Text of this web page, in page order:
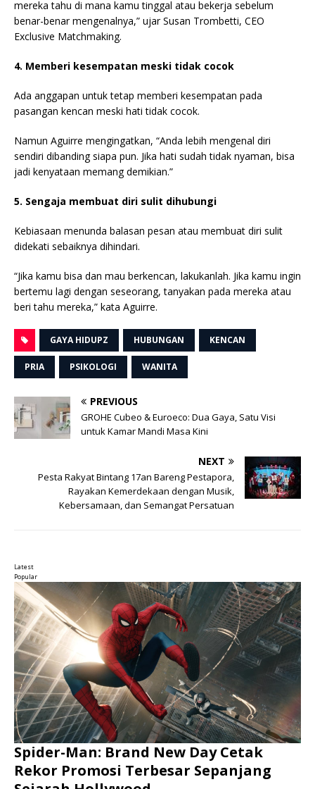
mereka tahu di mana kamu tinggal atau bekerja sebelum
benar-benar mengenalnya,” ujar Susan Trombetti, CEO
Exclusive Matchmaking.
4. Memberi kesempatan meski tidak cocok
Ada anggapan untuk tetap memberi kesempatan pada
pasangan kencan meski hati tidak cocok.
Namun Aguirre mengingatkan, “Anda lebih mengenal diri
sendiri dibanding siapa pun. Jika hati sudah tidak nyaman, bisa
jadi kenyataan memang demikian.”
5. Sengaja membuat diri sulit dihubungi
Kebiasaan menunda balasan pesan atau membuat diri sulit
didekati sebaiknya dihindari.
“Jika kamu bisa dan mau berkencan, lakukanlah. Jika kamu ingin
bertemu lagi dengan seseorang, tanyakan pada mereka atau
beri tahu mereka,” kata Aguirre.
GAYA HIDUPZ HUBUNGAN KENCAN
PRIA PSIKOLOGI WANITA
PREVIOUS
GROHE Cubeo & Euroeco: Dua Gaya, Satu Visi
untuk Kamar Mandi Masa Kini
NEXT
Pesta Rakyat Bintang 17an Bareng Pestapora,
Rayakan Kemerdekaan dengan Musik,
Kebersamaan, dan Semangat Persatuan
Latest
Popular
Spider-Man: Brand New Day Cetak
Rekor Promosi Terbesar Sepanjang